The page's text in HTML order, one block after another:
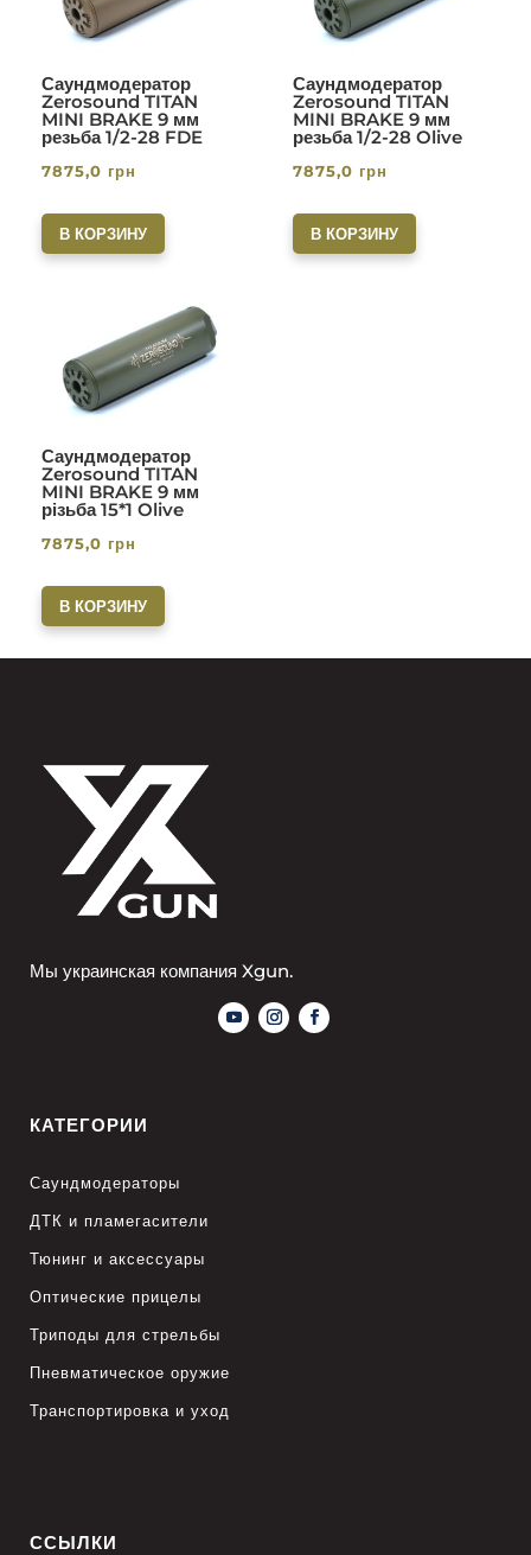
Саундмодератор
Zerosound TITAN
MINI BRAKE 9 мм
резьба 1/2-28 FDE
7875,0 грн
В КОРЗИНУ
Саундмодератор
Zerosound TITAN
MINI BRAKE 9 мм
резьба 1/2-28 Olive
7875,0 грн
В КОРЗИНУ
Саундмодератор
Zerosound TITAN
MINI BRAKE 9 мм
різьба 15*1 Olive
7875,0 грн
В КОРЗИНУ
Мы украинская компания Xgun.
КАТЕГОРИИ
Саундмодераторы
ДТК и пламегасители
Тюнинг и аксессуары
Оптические прицелы
Триподы для стрельбы
Пневматическое оружие
Транспортировка и уход
ССЫЛКИ